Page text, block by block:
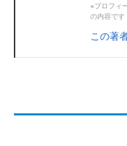
※プロフィ
の内容です
この著